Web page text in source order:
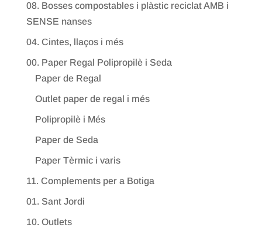
08. Bosses compostables i plàstic reciclat AMB i
SENSE nanses
04. Cintes, llaços i més
00. Paper Regal Polipropilè i Seda
Paper de Regal
Outlet paper de regal i més
Polipropilè i Més
Paper de Seda
Paper Tèrmic i varis
11. Complements per a Botiga
01. Sant Jordi
10. Outlets